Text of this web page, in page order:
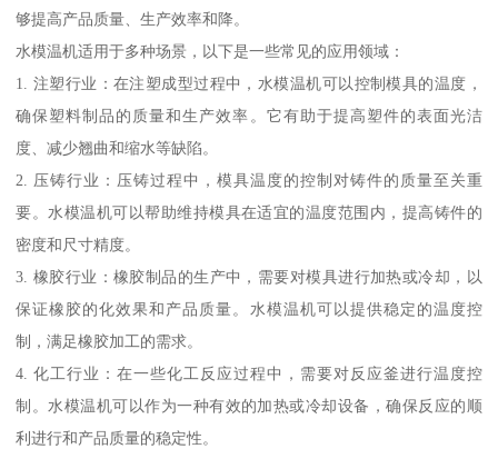
够提高产品质量、生产效率和降。
水模温机适用于多种场景，以下是一些常见的应用领域：
1. 注塑行业：在注塑成型过程中，水模温机可以控制模具的温度，
确保塑料制品的质量和生产效率。它有助于提高塑件的表面光洁
度、减少翘曲和缩水等缺陷。
2. 压铸行业：压铸过程中，模具温度的控制对铸件的质量至关重
要。水模温机可以帮助维持模具在适宜的温度范围内，提高铸件的
密度和尺寸精度。
3. 橡胶行业：橡胶制品的生产中，需要对模具进行加热或冷却，以
保证橡胶的化效果和产品质量。水模温机可以提供稳定的温度控
制，满足橡胶加工的需求。
4. 化工行业：在一些化工反应过程中，需要对反应釜进行温度控
制。水模温机可以作为一种有效的加热或冷却设备，确保反应的顺
利进行和产品质量的稳定性。